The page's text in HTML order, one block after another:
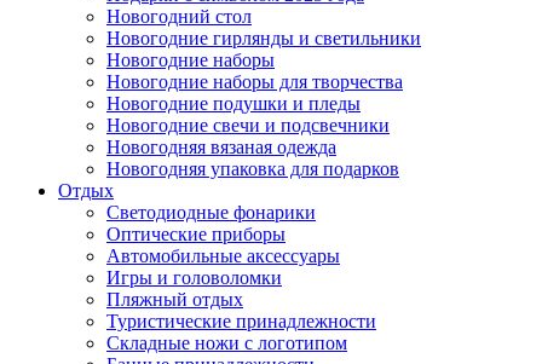
Новогодний стол
Новогодние гирлянды и светильники
Новогодние наборы
Новогодние наборы для творчества
Новогодние подушки и пледы
Новогодние свечи и подсвечники
Новогодняя вязаная одежда
Новогодняя упаковка для подарков
Отдых
Светодиодные фонарики
Оптические приборы
Автомобильные аксессуары
Игры и головоломки
Пляжный отдых
Туристические принадлежности
Складные ножи с логотипом